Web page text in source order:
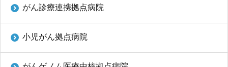
がん診療連携拠点病院
小児がん拠点病院